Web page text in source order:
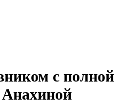
с полной
Анахиной